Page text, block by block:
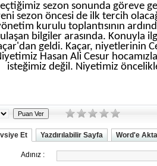
sezon sonunda göreve
sezon öncesi de ilk tercih
kurulu toplantısının
ulaşan bilgiler arasında. Konuyla
geldi. Kaçar, niyetlerinin
Hasan Ali Cesur
isteğimiz değil. Niyetimiz
Et Yazdırılabilir Sayfa Word'e